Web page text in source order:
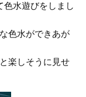
色水遊びをしまし
色水ができあが
楽しそうに見せ